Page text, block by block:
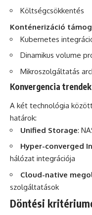
Költségcsökkentés
Konténerizáció
Kubernetes
Dinamikus volume
Mikroszolgáltatás
Konvergencia trendek
A két technológia
határok:
Unified Storage:
Hyper-converged
hálózat integrációja
Cloud-native
szolgáltatások
Döntési